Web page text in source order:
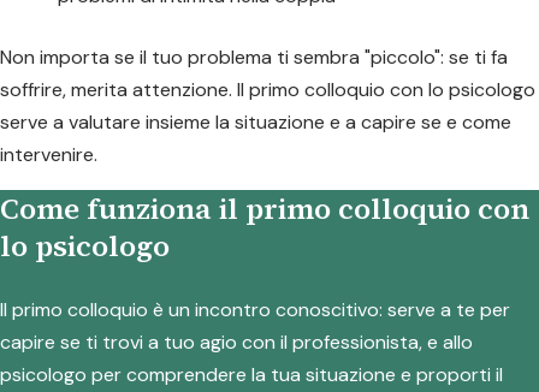
Non importa se il tuo problema ti sembra "piccolo": se ti fa
soffrire, merita attenzione. Il primo colloquio con lo psicologo
serve a valutare insieme la situazione e a capire se e come
intervenire.
Come funziona il primo colloquio con
lo psicologo
Il primo colloquio è un incontro conoscitivo: serve a te per
capire se ti trovi a tuo agio con il professionista, e allo
psicologo per comprendere la tua situazione e proporti il